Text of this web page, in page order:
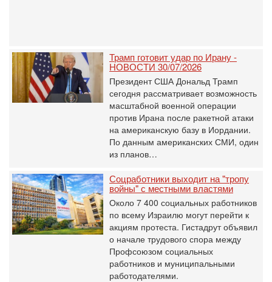
Трамп готовит удар по Ирану -
НОВОСТИ 30/07/2026
Президент США Дональд Трамп
сегодня рассматривает возможность
масштабной военной операции
против Ирана после ракетной атаки
на американскую базу в Иордании.
По данным американских СМИ, один
из планов…
Соцработники выходит на "тропу
войны" с местными властями
Около 7 400 социальных работников
по всему Израилю могут перейти к
акциям протеста. Гистадрут объявил
о начале трудового спора между
Профсоюзом социальных
работников и муниципальными
работодателями.